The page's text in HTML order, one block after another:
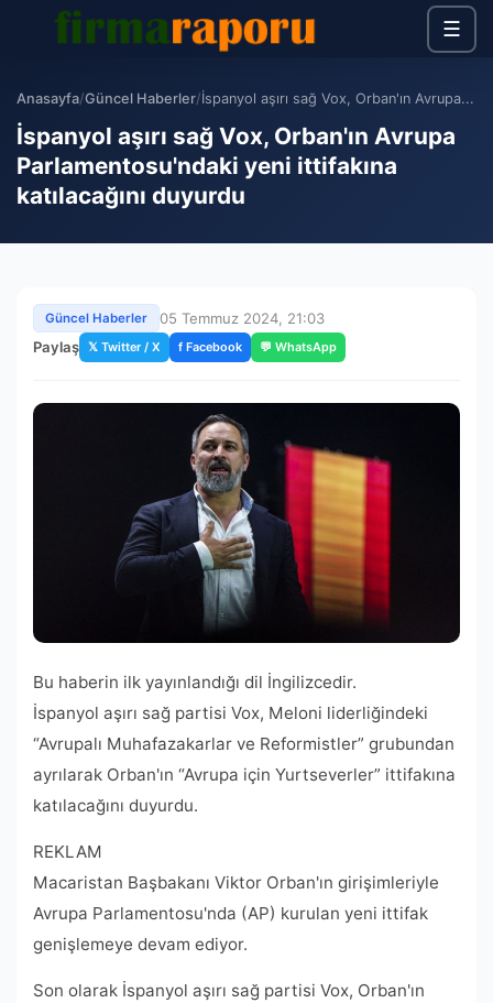
☰
Anasayfa/Güncel Haberler/İspanyol aşırı sağ Vox, Orban'ın Avrupa...
İspanyol aşırı sağ Vox, Orban'ın Avrupa
Parlamentosu'ndaki yeni ittifakına
katılacağını duyurdu
Güncel Haberler
05 Temmuz 2024, 21:03
Paylaş 𝕏 Twitter / X f Facebook 💬 WhatsApp
Bu haberin ilk yayınlandığı dil İngilizcedir.
İspanyol aşırı sağ partisi Vox, Meloni liderliğindeki
“Avrupalı ​​Muhafazakarlar ve Reformistler” grubundan
ayrılarak Orban'ın “Avrupa için Yurtseverler” ittifakına
katılacağını duyurdu.
REKLAM
Macaristan Başbakanı Viktor Orban'ın girişimleriyle
Avrupa Parlamentosu'nda (AP) kurulan yeni ittifak
genişlemeye devam ediyor.
Son olarak İspanyol aşırı sağ partisi Vox, Orban'ın